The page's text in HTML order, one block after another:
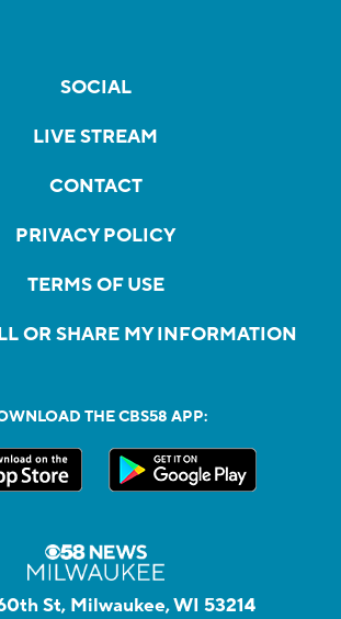
SOCIAL
LIVE STREAM
CONTACT
PRIVACY POLICY
TERMS OF USE
OR SHARE MY INFORMATION
THE CBS58 APP:
St, Milwaukee, WI 53214